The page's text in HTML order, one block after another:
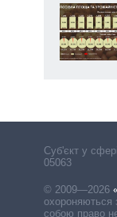
Cуб'єкт у
05063
© 2009—2026
охороняються
собою право